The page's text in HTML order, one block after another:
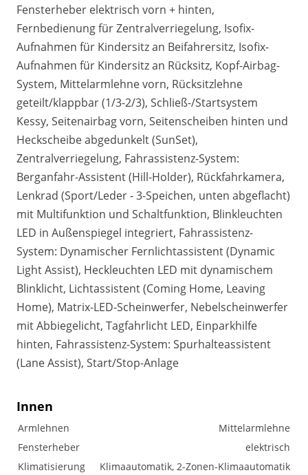
Fensterheber elektrisch vorn + hinten,
Fernbedienung für Zentralverriegelung, Isofix-
Aufnahmen für Kindersitz an Beifahrersitz, Isofix-
Aufnahmen für Kindersitz an Rücksitz, Kopf-Airbag-
System, Mittelarmlehne vorn, Rücksitzlehne
geteilt/klappbar (1/3-2/3), Schließ-/Startsystem
Kessy, Seitenairbag vorn, Seitenscheiben hinten und
Heckscheibe abgedunkelt (SunSet),
Zentralverriegelung, Fahrassistenz-System:
Berganfahr-Assistent (Hill-Holder), Rückfahrkamera,
Lenkrad (Sport/Leder - 3-Speichen, unten abgeflacht)
mit Multifunktion und Schaltfunktion, Blinkleuchten
LED in Außenspiegel integriert, Fahrassistenz-
System: Dynamischer Fernlichtassistent (Dynamic
Light Assist), Heckleuchten LED mit dynamischem
Blinklicht, Lichtassistent (Coming Home, Leaving
Home), Matrix-LED-Scheinwerfer, Nebelscheinwerfer
mit Abbiegelicht, Tagfahrlicht LED, Einparkhilfe
hinten, Fahrassistenz-System: Spurhalteassistent
(Lane Assist), Start/Stop-Anlage
Innen
Armlehnen
Mittelarmlehne
Fensterheber
elektrisch
Klimatisierung
Klimaautomatik, 2-Zonen-Klimaautomatik